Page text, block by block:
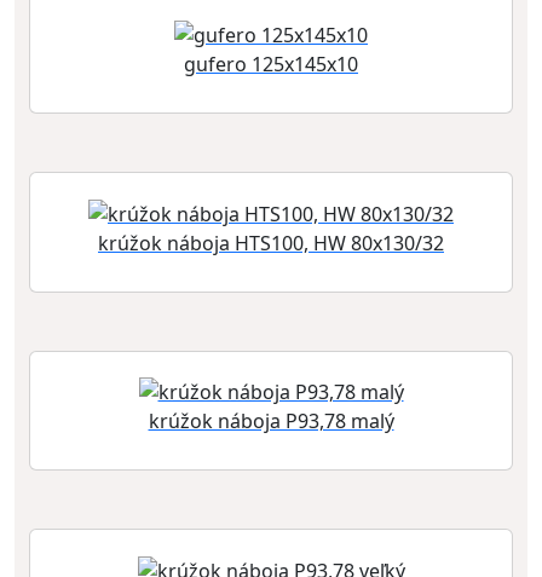
gufero 125x145x10
krúžok náboja HTS100, HW 80x130/32
krúžok náboja P93,78 malý